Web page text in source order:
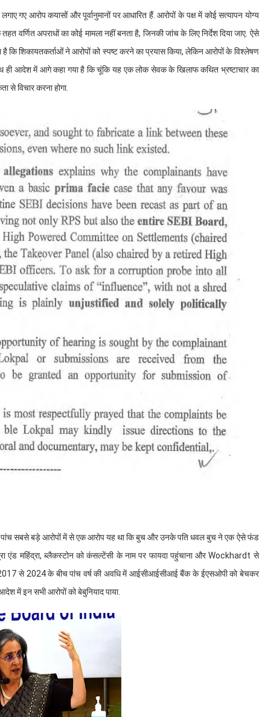
गए आरोप कयासों और पूर्वानुमानों पर आधारित हैं. आरोपों के पक्ष में कोई सत्यापन योग्य
वर्णित अपराधों का कोई मामला नहीं बनता है, जिनकी जांच के लिए निर्देश दिया जाए. ऐसे
कि शिकायतकर्ताओं ने आरोपों को स्पष्ट करने का प्रयास किया, लेकिन आरोपों के विश्लेषण
ही आदेश में आगे कहा गया है कि चूंकि यह एक लोक सेवक के खिलाफ कथित भ्रष्टाचार का
से विचार करना होगा.
पांच सबसे बड़े आरोपों में से एक आरोप यह था कि बुच और उनके पति धवल बुच ने एक ऐसे फंड
एंड महिंद्रा, ब्लैकस्टोन को कंसल्टेंसी के नाम पर फायदा पहुंचाना और Wockhardt से
से 2024 के बीच पांच वर्ष की अवधि में आईसीआईसीआई बैंक के ईएसओपी को बेचकर
में इन सभी आरोपों को बेबुनियाद पाया.